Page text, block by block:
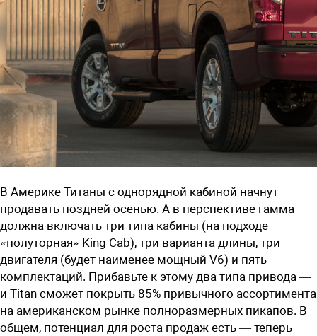
В Америке Титаны с однорядной кабиной начнут
продавать поздней осенью. А в перспективе гамма
должна включать три типа кабины (на подходе
«полуторная» King Cab), три варианта длины, три
двигателя (будет наименее мощный V6) и пять
комплектаций. Прибавьте к этому два типа привода —
и Titan сможет покрыть 85% привычного ассортимента
на американском рынке полноразмерных пикапов. В
общем, потенциал для роста продаж есть — теперь